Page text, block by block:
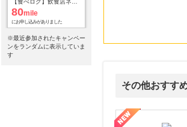
80mile
にお申し込みがありました
13時間前
じゃらんnet
※最近参加されたキャンペー
ンをランダムに表示していま
す
その他おすす
【LOJEL公式サイト】
【ロ